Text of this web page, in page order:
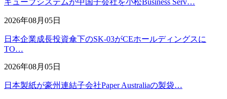
キューブシステムが中国子会社を小松Business Serv…
2026年08月05日
日本企業成長投資傘下のSK-03がCEホールディングスに
TO…
2026年08月05日
日本製紙が豪州連結子会社Paper Australiaの製袋…